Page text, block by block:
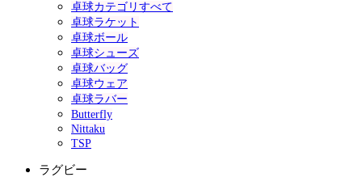
卓球カテゴリすべて
卓球ラケット
卓球ボール
卓球シューズ
卓球バッグ
卓球ウェア
卓球ラバー
Butterfly
Nittaku
TSP
ラグビー